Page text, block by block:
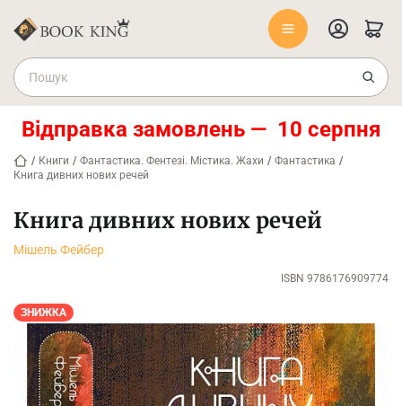
Відправка замовлень — 10 серпня
/ Книги / Фантастика. Фентезі. Містика. Жахи / Фантастика /
Книга дивних нових речей
Книга дивних нових речей
Мішель Фейбер
ISBN 9786176909774
ЗНИЖКА